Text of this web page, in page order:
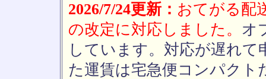
2026/7/24更新： おてがる配
の改定に対応しました。 オ
しています。対応が遅れ
た運賃は宅急便コンパクト